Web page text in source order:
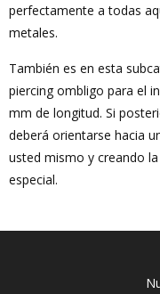
perfectamente a todas
metales.
También es en esta
piercing ombligo para el
mm de longitud. Si
deberá orientarse hacia
usted mismo y creando
especial.